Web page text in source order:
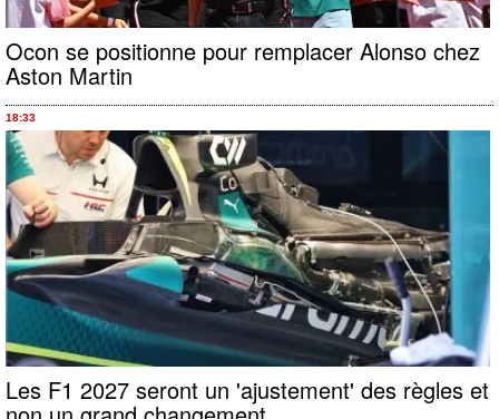
Ocon se positionne pour remplacer Alonso chez
Aston Martin
18:33
Les F1 2027 seront un 'ajustement' des règles et